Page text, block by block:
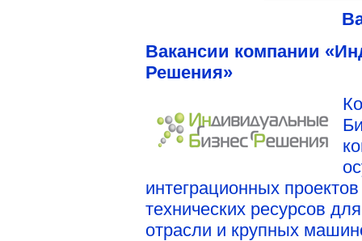
Вакансии компании
Решения»
интеграционных
технических ресурсов
отрасли и крупных